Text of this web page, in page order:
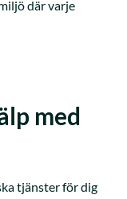
där varje
med
tjänster för dig